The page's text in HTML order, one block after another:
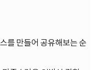
를 만들어 공유해보는 순